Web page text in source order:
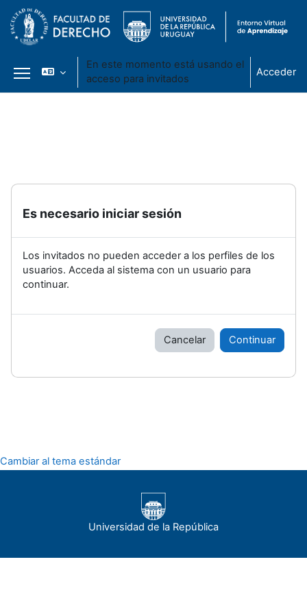
Panel lateral
En este momento está usando el
acceso para invitados
Acceder
Es necesario iniciar sesión
Los invitados no pueden acceder a los perfiles de los
usuarios. Acceda al sistema con un usuario para
continuar.
Cancelar Continuar
Cambiar al tema estándar
Universidad de la República